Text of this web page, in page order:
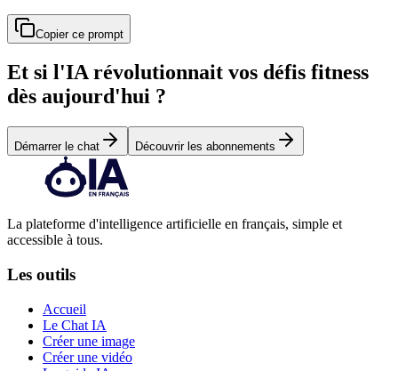
Copier ce prompt
Et si l'IA révolutionnait vos défis fitness
dès aujourd'hui ?
Démarrer le chat Découvrir les abonnements
La plateforme d'intelligence artificielle en français, simple et
accessible à tous.
Les outils
Accueil
Le Chat IA
Créer une image
Créer une vidéo